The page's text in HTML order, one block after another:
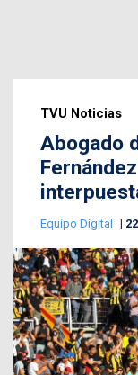
TVU Noticias
Abogado
Equipo Digital